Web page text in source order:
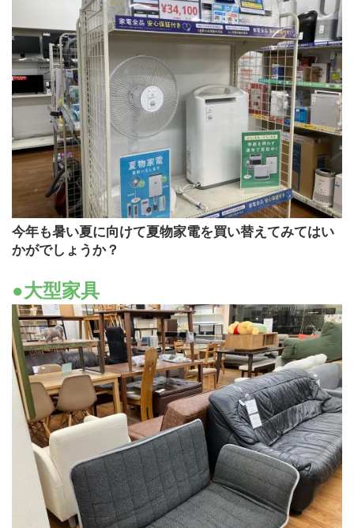
今年も暑い夏に向けて夏物家電を買い替えてみてはい
かがでしょうか？
●大型家具